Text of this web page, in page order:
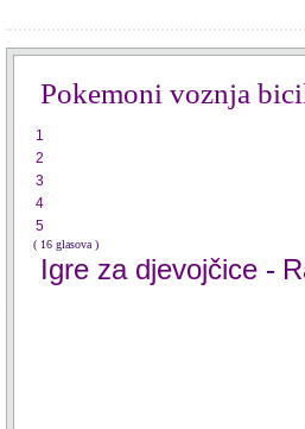
Pokemoni voznja
1
2
3
4
5
( 16 glasova )
Igre za djevojčice -